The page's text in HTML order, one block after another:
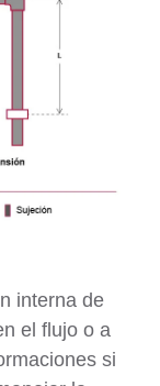
interna de
el flujo o a
si